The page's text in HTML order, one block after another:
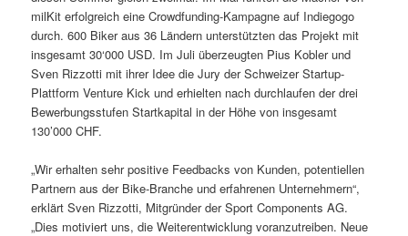
milKit erfolgreich eine Crowdfunding-Kampagne auf Indiegogo
durch. 600 Biker aus 36 Ländern unterstützten das Projekt mit
insgesamt 30‘000 USD. Im Juli überzeugten Pius Kobler und
Sven Rizzotti mit ihrer Idee die Jury der Schweizer Startup-
Plattform Venture Kick und erhielten nach durchlaufen der drei
Bewerbungsstufen Startkapital in der Höhe von insgesamt
130’000 CHF.
„Wir erhalten sehr positive Feedbacks von Kunden, potentiellen
Partnern aus der Bike-Branche und erfahrenen Unternehmern“,
erklärt Sven Rizzotti, Mitgründer der Sport Components AG.
„Dies motiviert uns, die Weiterentwicklung voranzutreiben. Neue